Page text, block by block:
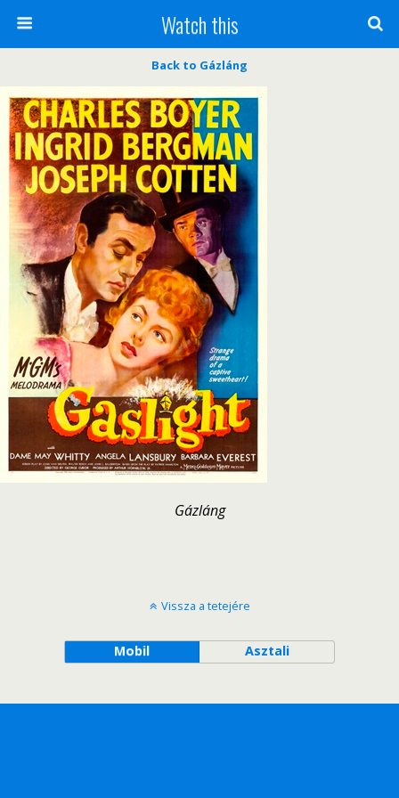
Watch this
Back to Gázláng
Gázláng
Vissza a tetejére
Mobil Asztali